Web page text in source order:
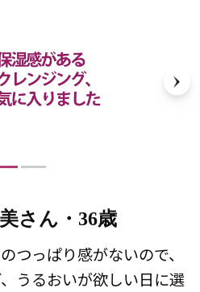
さん・36歳
つっぱり感がないので、
うるおいが欲しい日に選